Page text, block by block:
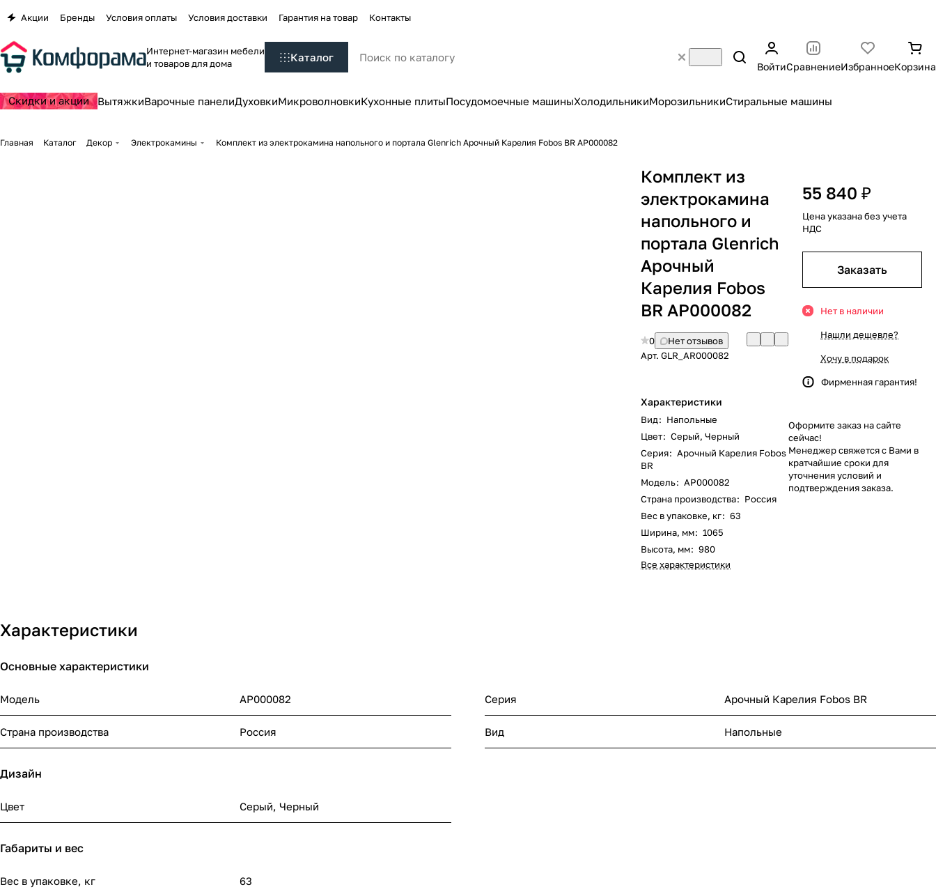
Акции Бренды Условия оплаты Условия доставки Гарантия на товар Контакты
Интернет-магазин мебели
и товаров для дома
Каталог
ВойтиСравнениеИзбранноеКорзина
Скидки и акции ВытяжкиВарочные панелиДуховкиМикроволновкиКухонные плитыПосудомоечные машиныХолодильникиМорозильникиСтиральные машины
Главная Каталог Декор Электрокамины Комплект из электрокамина напольного и портала Glenrich Арочный Карелия Fobos BR АР000082
Комплект из
электрокамина
напольного и
портала Glenrich
Арочный
Карелия Fobos
BR АР000082
0
Нет отзывов
Арт. GLR_AR000082
Характеристики
Вид: Напольные
Цвет: Серый, Черный
Серия: Арочный Карелия Fobos
BR
Модель: АР000082
Страна производства: Россия
Вес в упаковке, кг: 63
Ширина, мм: 1065
Высота, мм: 980
Все характеристики
55 840 ₽
Цена указана без учета
НДС
Заказать
Нет в наличии
Нашли дешевле?
Хочу в подарок
Фирменная гарантия!
Оформите заказ на сайте
сейчас!
Менеджер свяжется с Вами в
кратчайшие сроки для
уточнения условий и
подтверждения заказа.
Характеристики
Основные характеристики
Модель АР000082 Серия Арочный Карелия Fobos BR
Страна производства Россия Вид Напольные
Дизайн
Цвет Серый, Черный
Габариты и вес
Вес в упаковке, кг 63